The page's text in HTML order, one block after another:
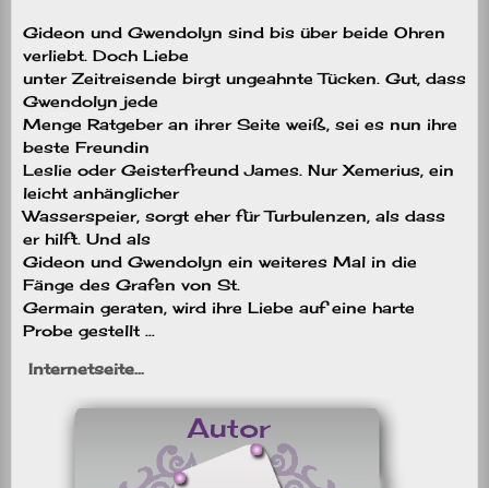
Gideon und Gwendolyn sind bis über beide Ohren
verliebt. Doch Liebe
unter Zeitreisende birgt ungeahnte Tücken. Gut, dass
Gwendolyn jede
Menge Ratgeber an ihrer Seite weiß, sei es nun ihre
beste Freundin
Leslie oder Geisterfreund James. Nur Xemerius, ein
leicht anhänglicher
Wasserspeier, sorgt eher für Turbulenzen, als dass
er hilft. Und als
Gideon und Gwendolyn ein weiteres Mal in die
Fänge des Grafen von St.
Germain geraten, wird ihre Liebe auf eine harte
Probe gestellt …
Internetseite…